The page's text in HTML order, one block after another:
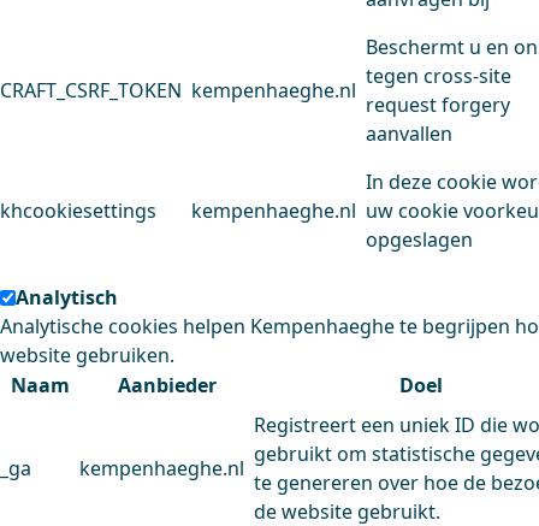
CRAFT_CSRF_TOKEN kempenhaeghe.nl
Beschermt u en
tegen cross-site
request forgery
aanvallen
khcookiesettings kempenhaeghe.nl
In deze cookie
uw cookie
opgeslagen
Analytisch
Analytische cookies helpen Kempenhaeghe te begrijpen
website gebruiken.
Naam
Aanbieder Doel
_ga kempenhaeghe.nl
Registreert een uniek ID die
gebruikt om statistische
te genereren over hoe de
de website gebruikt.